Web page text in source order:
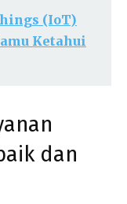
(IoT)
Ketahui
dan